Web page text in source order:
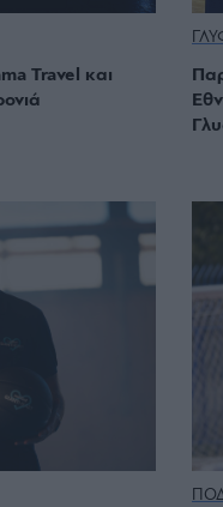
Travel και